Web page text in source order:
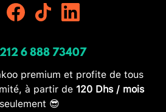
6 888 73407
premium et profite de tous
à partir de 120 Dhs / mois
seulement 😎